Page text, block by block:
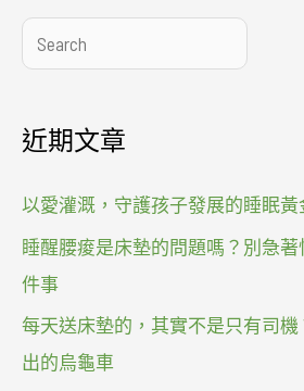
搜
尋
近期文章
以愛灌溉，守護孩子發展的睡眠黃
睡醒腰痠是床墊的問題嗎？別急
件事
每天送床墊的，其實不是只有司
出的烏龜車